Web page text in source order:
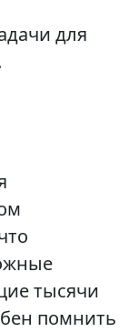
для
тысячи
помнить